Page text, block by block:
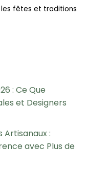
les fêtes et traditions
: Ce Que
et Designers
Artisanaux :
avec Plus de